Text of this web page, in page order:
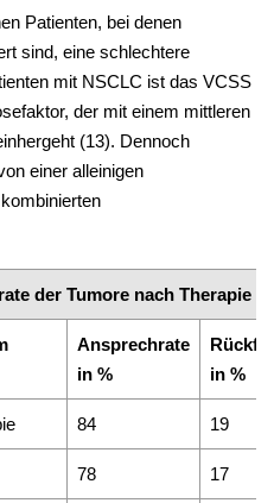
Patienten, bei denen
sind, eine schlechtere
mit NSCLC ist das VCSS
der mit einem mittleren
(13). Dennoch
einer alleinigen
der Tumore nach Therapie
Ansprechrate
in %
in %
84 19
78 17